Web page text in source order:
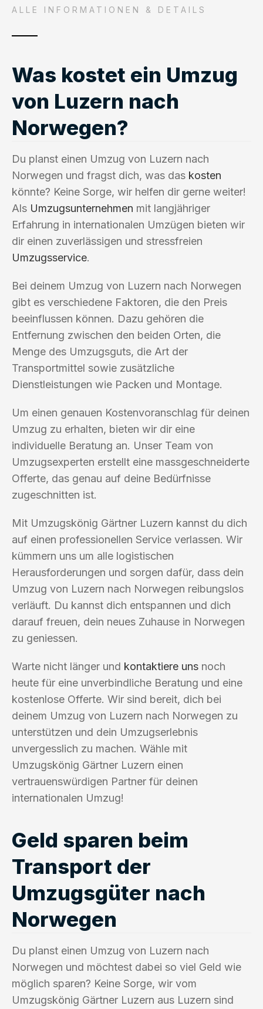
ALLE INFORMATIONEN & DETAILS
Was kostet ein Umzug
von Luzern nach
Norwegen?
Du planst einen Umzug von Luzern nach
Norwegen und fragst dich, was das kosten
könnte? Keine Sorge, wir helfen dir gerne weiter!
Als Umzugsunternehmen mit langjähriger
Erfahrung in internationalen Umzügen bieten wir
dir einen zuverlässigen und stressfreien
Umzugsservice.
Bei deinem Umzug von Luzern nach Norwegen
gibt es verschiedene Faktoren, die den Preis
beeinflussen können. Dazu gehören die
Entfernung zwischen den beiden Orten, die
Menge des Umzugsguts, die Art der
Transportmittel sowie zusätzliche
Dienstleistungen wie Packen und Montage.
Um einen genauen Kostenvoranschlag für deinen
Umzug zu erhalten, bieten wir dir eine
individuelle Beratung an. Unser Team von
Umzugsexperten erstellt eine massgeschneiderte
Offerte, das genau auf deine Bedürfnisse
zugeschnitten ist.
Mit Umzugskönig Gärtner Luzern kannst du dich
auf einen professionellen Service verlassen. Wir
kümmern uns um alle logistischen
Herausforderungen und sorgen dafür, dass dein
Umzug von Luzern nach Norwegen reibungslos
verläuft. Du kannst dich entspannen und dich
darauf freuen, dein neues Zuhause in Norwegen
zu geniessen.
Warte nicht länger und kontaktiere uns noch
heute für eine unverbindliche Beratung und eine
kostenlose Offerte. Wir sind bereit, dich bei
deinem Umzug von Luzern nach Norwegen zu
unterstützen und dein Umzugserlebnis
unvergesslich zu machen. Wähle mit
Umzugskönig Gärtner Luzern einen
vertrauenswürdigen Partner für deinen
internationalen Umzug!
Geld sparen beim
Transport der
Umzugsgüter nach
Norwegen
Du planst einen Umzug von Luzern nach
Norwegen und möchtest dabei so viel Geld wie
möglich sparen? Keine Sorge, wir vom
Umzugskönig Gärtner Luzern aus Luzern sind